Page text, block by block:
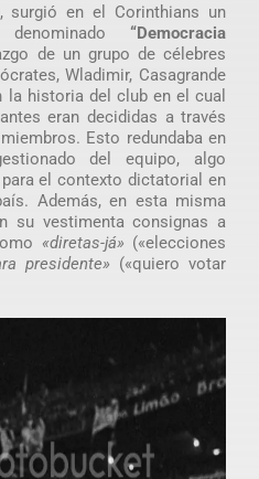
surgió en el Corinthians un
denominado “Democracia
de un grupo de célebres
Wladimir, Casagrande
la historia del club en el cual
eran decididas a través
Esto redundaba en
del equipo, algo
el contexto dictatorial en
Además, en esta misma
su vestimenta consignas a
«diretas-já» («elecciones
presidente» («quiero votar